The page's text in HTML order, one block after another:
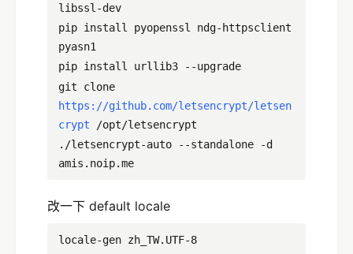
libssl-dev
pip install pyopenssl ndg-httpsclient
pyasn1
pip install urllib3 --upgrade
git clone
https://github.com/letsencrypt/letsen
crypt /opt/letsencrypt
./letsencrypt-auto --standalone -d
amis.noip.me
改一下 default locale
locale-gen zh_TW.UTF-8